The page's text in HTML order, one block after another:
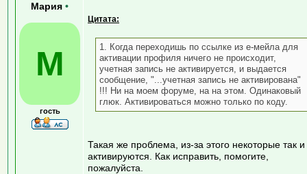
Мария •
М
гость
Цитата:
1. Когда переходишь по ссылке из е-мейла для
активации профиля ничего не происходит,
учетная запись не активируется, и выдается
сообщение, "...учетная запись не активирована"
!!! Ни на моем форуме, на на этом. Одинаковый
глюк. Активироваться можно только по коду.
Такая же проблема, из-за этого некоторые так
активируются. Как исправить, помогите,
пожалуйста.